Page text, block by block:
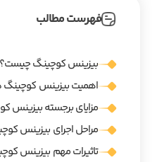
فهرست مطالب
بیزینس کوچینگ چیست؟
اهمیت بیزینس کوچینگ
مزایای برجسته بیزینس
مراحل اجرای بیزینس
تاثیرات مهم بیزینس